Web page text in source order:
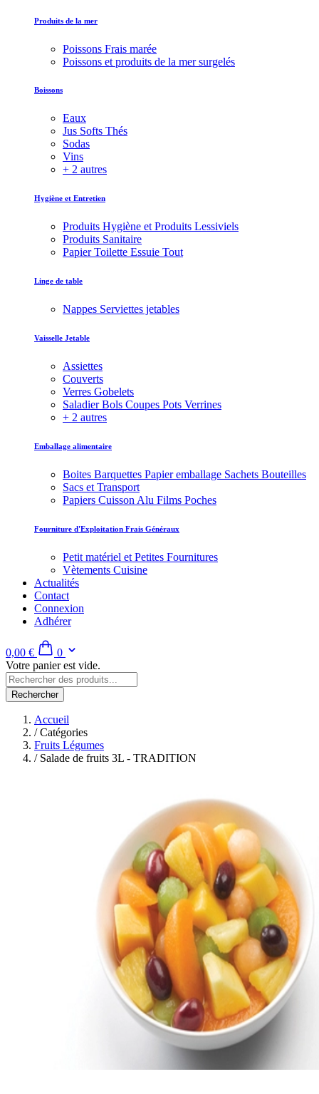
Produits de la mer
Poissons Frais marée
Poissons et produits de la mer surgelés
Boissons
Eaux
Jus Softs Thés
Sodas
Vins
+ 2 autres
Hygiène et Entretien
Produits Hygiène et Produits Lessiviels
Produits Sanitaire
Papier Toilette Essuie Tout
Linge de table
Nappes Serviettes jetables
Vaisselle Jetable
Assiettes
Couverts
Verres Gobelets
Saladier Bols Coupes Pots Verrines
+ 2 autres
Emballage alimentaire
Boites Barquettes Papier emballage Sachets Bouteilles
Sacs et Transport
Papiers Cuisson Alu Films Poches
Fourniture d'Exploitation Frais Généraux
Petit matériel et Petites Fournitures
Vètements Cuisine
Actualités
Contact
Connexion
Adhérer
0,00 €
0
Votre panier est vide.
Rechercher
Accueil
/Catégories
Fruits Légumes
/Salade de fruits 3L - TRADITION